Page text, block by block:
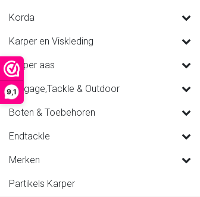
9,1
Korda
Karper en Viskleding
Karper aas
Luggage,Tackle & Outdoor
Boten & Toebehoren
Endtackle
Merken
Partikels Karper